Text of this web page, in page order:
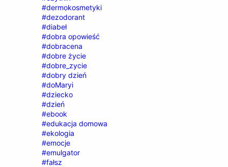
#dermokosmetyki
#dezodorant
#diabeł
#dobra opowieść
#dobracena
#dobre życie
#dobre_zycie
#dobry dzień
#doMaryi
#dziecko
#dzień
#ebook
#edukacja domowa
#ekologia
#emocje
#emulgator
#fałsz